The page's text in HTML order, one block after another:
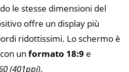
le stesse dimensioni del
offre un display più
ridottissimi. Lo schermo è
un formato 18:9 e
(401ppi).